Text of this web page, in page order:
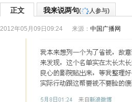
正文 我来说两句( 人参与)
2012年05月09日09:24 来源： 中国广播网